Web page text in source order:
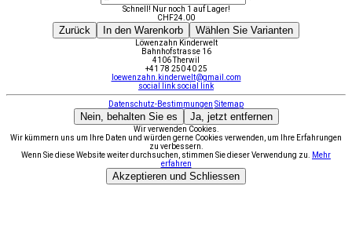
Schnell! Nur noch 1 auf Lager!
CHF24.00
Zurück In den Warenkorb Wählen Sie Varianten
Löwenzahn Kinderwelt
Bahnhofstrasse 16
4106 Therwil
+41 78 250 40 25
loewenzahn.kinderwelt@gmail.com
social link social link
Datenschutz-Bestimmungen Sitemap
Nein, behalten Sie es Ja, jetzt entfernen
Wir verwenden Cookies.
Wir kümmern uns um Ihre Daten und würden gerne Cookies verwenden, um Ihre Erfahrungen
zu verbessern.
Wenn Sie diese Website weiter durchsuchen, stimmen Sie dieser Verwendung zu.
Mehr
erfahren
Akzeptieren und Schliessen